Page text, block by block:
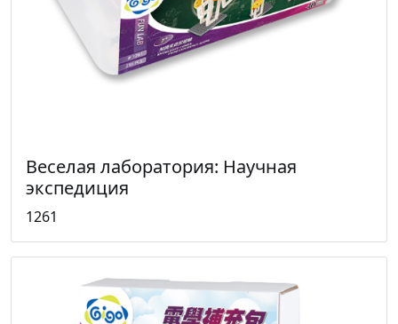
Веселая лаборатория: Научная
экспедиция
1261